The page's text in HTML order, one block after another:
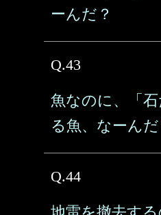
ーんだ？
Q.43
魚なのに、「
る魚、なーんだ
Q.44